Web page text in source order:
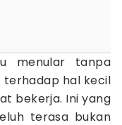
menular tanpa
terhadap hal kecil
bekerja. Ini yang
terasa bukan